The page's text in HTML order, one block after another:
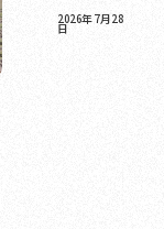
2026年7月28
日